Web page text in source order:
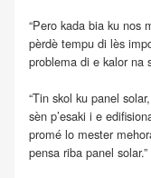
“Pero kada bia ku nos
pèrdè tempu di lès
problema di e kalor na
“Tin skol ku panel
sèn p’esaki i e
promé lo mester
pensa riba panel solar.”